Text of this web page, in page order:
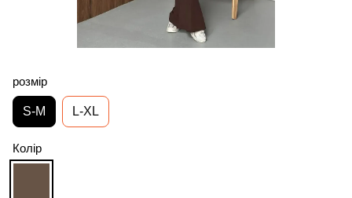
розмір
S-M L-XL
Колір